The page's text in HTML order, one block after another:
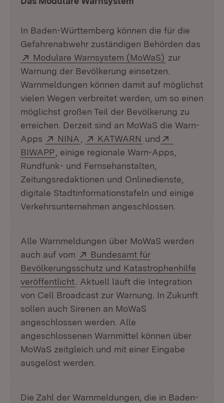
In Baden-Württemberg können die für die
Gefahrenabwehr zuständigen Behörden das
Extern:
Modulare Warnsystem (MoWaS) (Öffnet in
zur
Warnung der Bevölkerung einsetzen.
Warnmeldungen können damit auf möglichst
vielen Wegen verbreitet werden, um so einen
möglichst großen Teil der Bevölkerung zu
erreichen. Derzeit sind an MoWaS die Warn-
Apps
Extern:
NINA (Öffnet in neuem Fenster)
Extern:
KATWARN (Öffnet in neuem
und
BIWAPP (Öffnet in neuem Fenster)
, einige regionale Warn-Apps,
Rundfunk- und Fernsehanstalten,
Zeitungsredaktionen und Onlinedienste,
digitale Stadtinformationstafeln und einige
Verkehrsunternehmen angeschlossen.
Alle Warnmeldungen über MoWaS werden
auch auf vom
Extern:
Bundesamt für
Bevölkerungsschutz und Katastrophenhilfe
veröffentlicht (Öffnet in neuem Fenster)
. Aktuell läuft die Integration
von Cell Broadcast zur Warnung. In Zukunft
sollen auch Sirenen an MoWaS
angeschlossen werden. Alle
angeschlossenen Warnmittel können über
MoWaS zeitgleich und mit einer Eingabe
ausgelöst werden.
Die Zahl der Warnmeldungen, die in Baden-